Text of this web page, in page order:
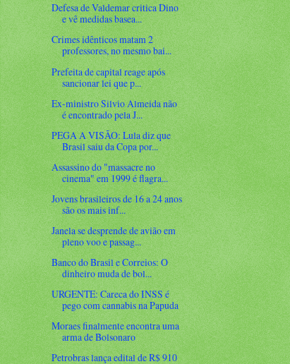
Defesa de Valdemar critica Dino
e vê medidas basea...
Crimes idênticos matam 2
professores, no mesmo bai...
Prefeita de capital reage após
sancionar lei que p...
Ex-ministro Silvio Almeida não
é encontrado pela J...
PEGA A VISÃO: Lula diz que
Brasil saiu da Copa por...
Assassino do "massacre no
cinema" em 1999 é flagra...
Jovens brasileiros de 16 a 24 anos
são os mais inf...
Janela se desprende de avião em
pleno voo e passag...
Banco do Brasil e Correios: O
dinheiro muda de bol...
URGENTE: Careca do INSS é
pego com cannabis na Papuda
Moraes finalmente encontra uma
arma de Bolsonaro
Petrobras lança edital de R$ 910